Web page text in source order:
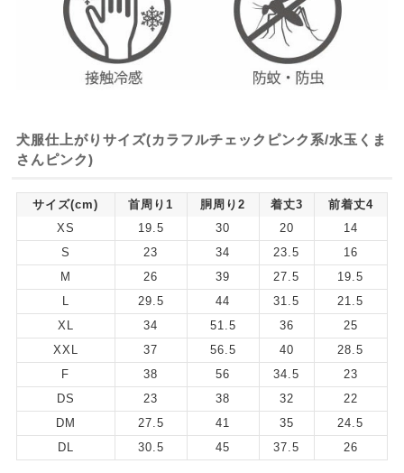
犬服仕上がりサイズ(カラフルチェックピンク系/水玉くま
さんピンク)
サイズ(cm) 首周り1 胴周り2 着丈3
前着丈4
XS
19.5 30 20
14
S
23 34 23.5
16
M
26 39 27.5
19.5
L
29.5 44 31.5
21.5
XL
34 51.5 36
25
XXL
37 56.5 40
28.5
F
38 56 34.5
23
DS
23 38 32
22
DM
27.5 41 35
24.5
DL
30.5 45 37.5 26